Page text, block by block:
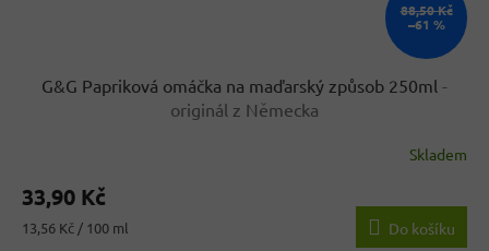
88,50 Kč
–61 %
G&G Papriková omáčka na maďarský způsob 250ml -
originál z Německa
produktu
4,6
Skladem
33,90 Kč
Měrná
13,56 Kč / 100 ml Do košíku